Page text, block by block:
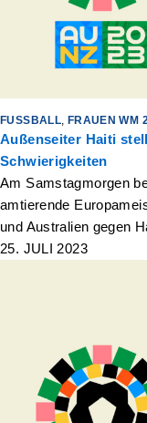
FUSSBALL , FRAUEN WM
Außenseiter Haiti
Schwierigkeiten
Am Samstagmorgen
amtierende
und Australien gegen
25. JULI 2023